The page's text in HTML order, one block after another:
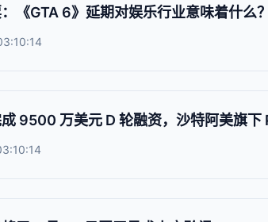
《GTA 6》延期对娱乐行业意味着什么？
成 9500 万美元 D 轮融资，沙特阿美旗